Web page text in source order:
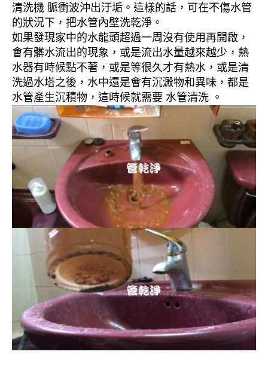
清洗機 脈衝波沖出汙垢。這樣的話，可在不傷水管
的狀況下，把水管內壁洗乾淨。
如果發現家中的水龍頭超過一周沒有使用再開啟，
會有髒水流出的現象，或是流出水量越來越少，熱
水器有時候點不著，或是等很久才有熱水，或是清
洗過水塔之後，水中還是會有沉澱物和異味，都是
水管產生沉積物，這時候就需要 水管清洗 。